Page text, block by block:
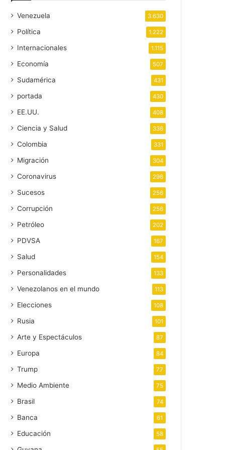
Venezuela 3.630
Política 1.222
Internacionales 1.115
Economía 507
Sudamérica 431
portada 430
EE.UU. 408
Ciencia y Salud 336
Colombia 331
Migración 304
Coronavirus 296
Sucesos 256
Corrupción 256
Petróleo 202
PDVSA 167
Salud 154
Personalidades 133
Venezolanos en el mundo 113
Elecciones 108
Rusia 101
Arte y Espectáculos 87
Europa 84
Trump 77
Medio Ambiente 75
Brasil 74
Banca 61
Educación 58